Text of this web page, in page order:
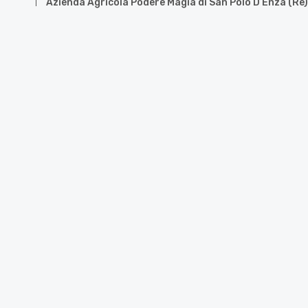
Azienda Agricola Podere Magia di San Polo D’Enza